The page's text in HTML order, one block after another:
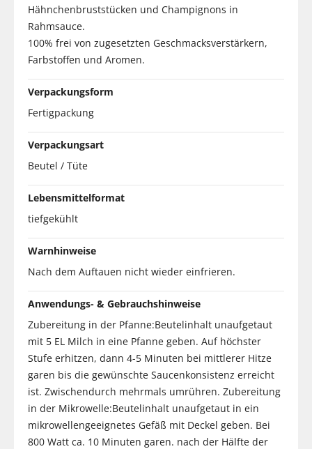
Hähnchenbruststücken und Champignons in
Rahmsauce.
100% frei von zugesetzten Geschmacksverstärkern,
Farbstoffen und Aromen.
Verpackungsform
Fertigpackung
Verpackungsart
Beutel / Tüte
Lebensmittelformat
tiefgekühlt
Warnhinweise
Nach dem Auftauen nicht wieder einfrieren.
Anwendungs- & Gebrauchshinweise
Zubereitung in der Pfanne:Beutelinhalt unaufgetaut
mit 5 EL Milch in eine Pfanne geben. Auf höchster
Stufe erhitzen, dann 4-5 Minuten bei mittlerer Hitze
garen bis die gewünschte Saucenkonsistenz erreicht
ist. Zwischendurch mehrmals umrühren. Zubereitung
in der Mikrowelle:Beutelinhalt unaufgetaut in ein
mikrowellengeeignetes Gefäß mit Deckel geben. Bei
800 Watt ca. 10 Minuten garen. nach der Hälfte der